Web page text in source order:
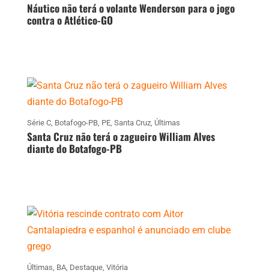
Náutico não terá o volante Wenderson para o jogo
contra o Atlético-GO
Série C, Botafogo-PB, PE, Santa Cruz, Últimas
Santa Cruz não terá o zagueiro William Alves
diante do Botafogo-PB
Últimas, BA, Destaque, Vitória